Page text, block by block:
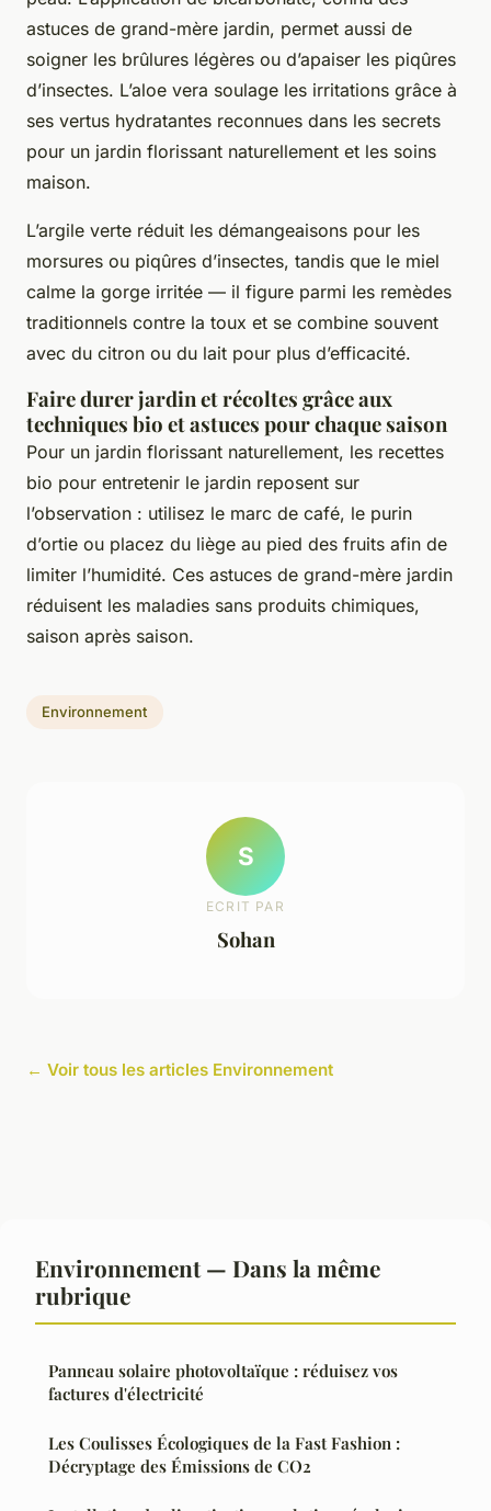
astuces de grand-mère jardin, permet aussi de
soigner les brûlures légères ou d’apaiser les piqûres
d’insectes. L’aloe vera soulage les irritations grâce à
ses vertus hydratantes reconnues dans les secrets
pour un jardin florissant naturellement et les soins
maison.
L’argile verte réduit les démangeaisons pour les
morsures ou piqûres d’insectes, tandis que le miel
calme la gorge irritée — il figure parmi les remèdes
traditionnels contre la toux et se combine souvent
avec du citron ou du lait pour plus d’efficacité.
Faire durer jardin et récoltes grâce aux
techniques bio et astuces pour chaque saison
Pour un jardin florissant naturellement, les recettes
bio pour entretenir le jardin reposent sur
l’observation : utilisez le marc de café, le purin
d’ortie ou placez du liège au pied des fruits afin de
limiter l’humidité. Ces astuces de grand-mère jardin
réduisent les maladies sans produits chimiques,
saison après saison.
Environnement
S
ECRIT PAR
Sohan
← Voir tous les articles Environnement
Environnement — Dans la même
rubrique
Panneau solaire photovoltaïque : réduisez vos
factures d'électricité
Les Coulisses Écologiques de la Fast Fashion :
Décryptage des Émissions de CO2